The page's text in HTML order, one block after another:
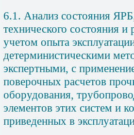
6.1. Анализ состояния
технического состояния
учетом опыта
детерминистическими
экспертными, с
поверочных расчетов
оборудования,
элементов этих систем и
приведенных в